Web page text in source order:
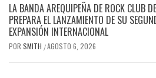
LA BANDA AREQUIPEÑA DE ROCK CLUB
PREPARA EL LANZAMIENTO DE SU
EXPANSIÓN INTERNACIONAL
POR SMITH /AGOSTO 6, 2026